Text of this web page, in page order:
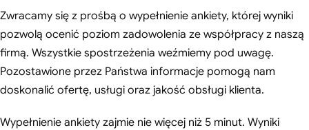
Zwracamy się z prośbą o wypełnienie ankiety, której wyniki
pozwolą ocenić poziom zadowolenia ze współpracy z naszą
firmą. Wszystkie spostrzeżenia weźmiemy pod uwagę.
Pozostawione przez Państwa informacje pomogą nam
doskonalić ofertę, usługi oraz jakość obsługi klienta.
Wypełnienie ankiety zajmie nie więcej niż 5 minut. Wyniki